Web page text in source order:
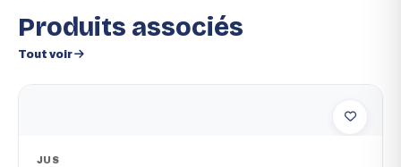
Produits associés
Tout voir
JUS